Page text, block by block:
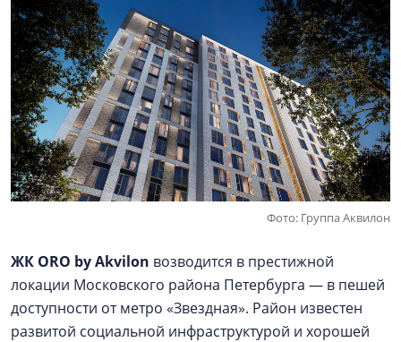
Фото: Группа Аквилон
ЖК ORO by Akvilon возводится в престижной
локации Московского района Петербурга — в пешей
доступности от метро «Звездная». Район известен
развитой социальной инфраструктурой и хорошей